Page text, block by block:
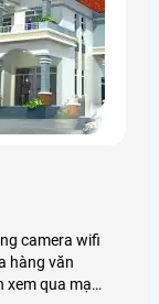
camera wifi
hàng văn
qua mạng